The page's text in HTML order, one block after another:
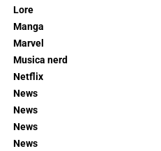
Lore
Manga
Marvel
Musica nerd
Netflix
News
News
News
News